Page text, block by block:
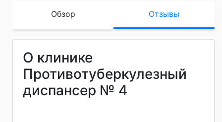
Обзор Отзывы
О клинике
Противотуберкулезный
диспансер № 4